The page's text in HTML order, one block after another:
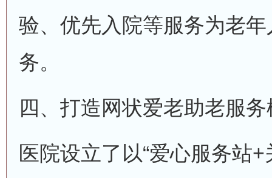
验、优先入院等服务为老
务。
四、打造网状爱老助老服务
医院设立了以“爱心服务站